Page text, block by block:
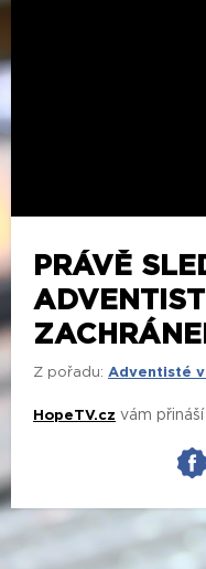
PRÁVĚ
Z pořadu: Adventisté
HopeTV.cz vám přináší